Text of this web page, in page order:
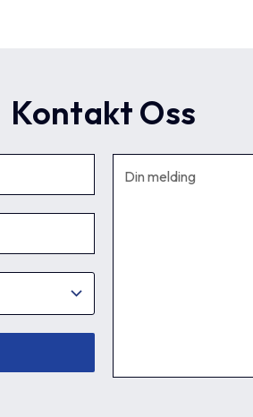
Kontakt Oss